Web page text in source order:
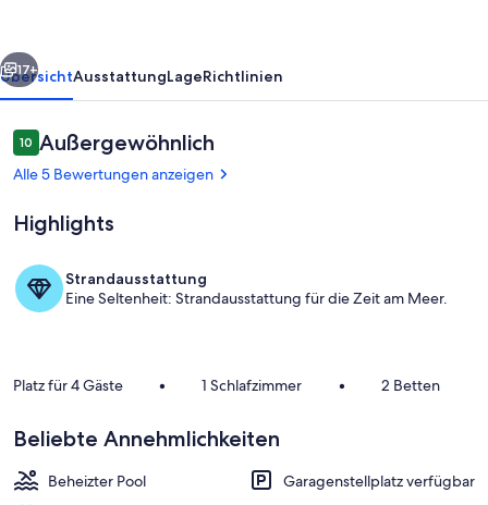
Hallenbad
Freibad
Weiter
17+
ÜbersichtAusstattungLageRichtlinien
Bewertungen
1010 von 10.
Außergewöhnlich
Alle 5 Bewertungen anzeigen
Highlights
Strandausstattung
Eine Seltenheit: Strandausstattung für die Zeit am Meer.
Platz für 4 Gäste • 1 Schlafzimmer • 2 Betten
Beliebte Annehmlichkeiten
Beheizter Pool
Garagenstellplatz verfügbar